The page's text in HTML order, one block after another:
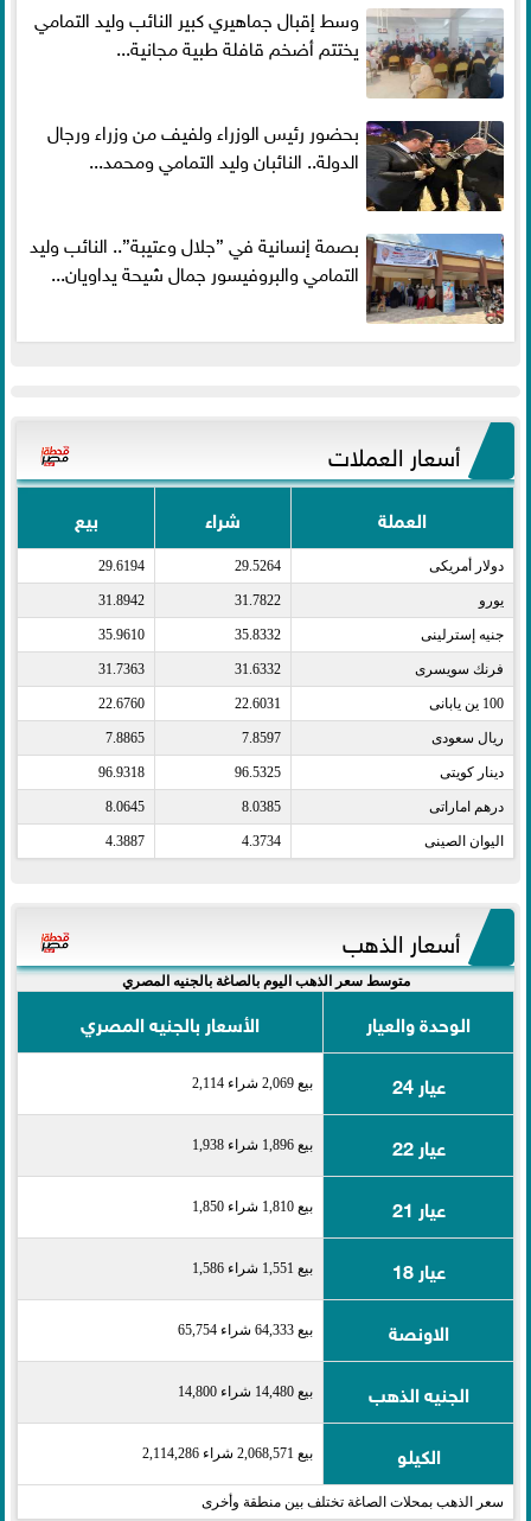
وسط إقبال جماهيري كبير النائب وليد التمامي
يختتم أضخم قافلة طبية مجانية...
بحضور رئيس الوزراء ولفيف من وزراء ورجال
الدولة.. النائبان وليد التمامي ومحمد...
بصمة إنسانية في ”جلال وعتيبة”.. النائب وليد
التمامي والبروفيسور جمال شيحة يداويان...
أسعار العملات
العملة شراء بيع
دولار أمريكى​ 29.5264
29.6194
يورو​ 31.7822
31.8942
جنيه إسترلينى​ 35.8332
35.9610
فرنك سويسرى​ 31.6332
31.7363
100 ين يابانى​ 22.6031
22.6760
ريال سعودى​ 7.8597
7.8865
دينار كويتى​ 96.5325
96.9318
درهم اماراتى​ 8.0385
8.0645
اليوان الصينى​ 4.3734
4.3887
أسعار الذهب
متوسط سعر الذهب اليوم بالصاغة بالجنيه المصري
الوحدة والعيار
الأسعار بالجنيه المصري
عيار 24
بيع 2,069 شراء 2,114
عيار 22 بيع 1,896 شراء 1,938
عيار 21 بيع 1,810 شراء 1,850
عيار 18 بيع 1,551 شراء 1,586
الاونصة بيع 64,333 شراء 65,754
الجنيه الذهب بيع 14,480 شراء 14,800
الكيلو بيع 2,068,571 شراء 2,114,286
سعر الذهب بمحلات الصاغة تختلف بين منطقة وأخرى